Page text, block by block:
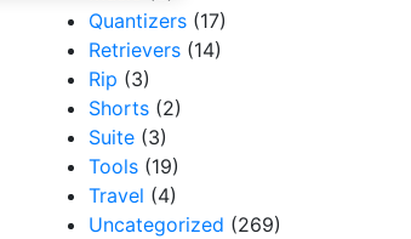
Quantizers (17)
Retrievers (14)
Rip (3)
Shorts (2)
Suite (3)
Tools (19)
Travel (4)
Uncategorized (269)